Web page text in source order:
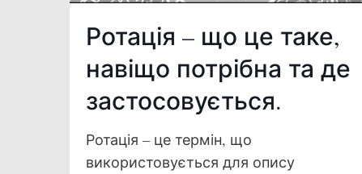
Ротація – що це таке,
навіщо потрібна та де
застосовується.
Ротація – це термін, що
використовується для опису